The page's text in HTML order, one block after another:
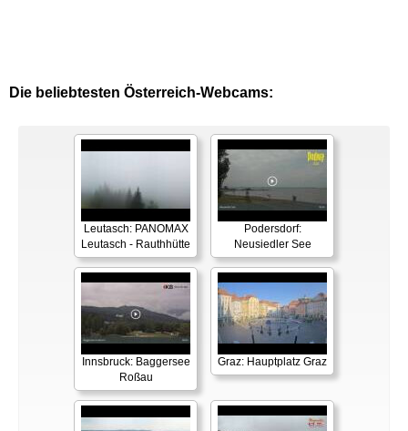
Die beliebtesten Österreich-Webcams:
Leutasch: PANOMAX
Leutasch - Rauthhütte
Podersdorf:
Neusiedler See
Innsbruck: Baggersee
Roßau
Graz: Hauptplatz Graz